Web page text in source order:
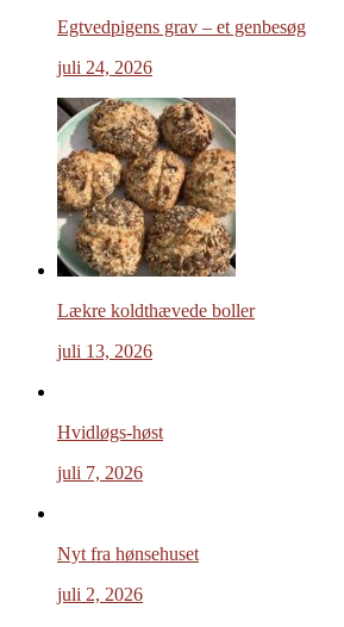
Egtvedpigens grav – et genbesøg
juli 24, 2026
Lækre koldthævede boller
juli 13, 2026
Hvidløgs-høst
juli 7, 2026
Nyt fra hønsehuset
juli 2, 2026